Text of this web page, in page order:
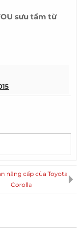
sưu tầm từ
nâng cấp của Toyota
Corolla